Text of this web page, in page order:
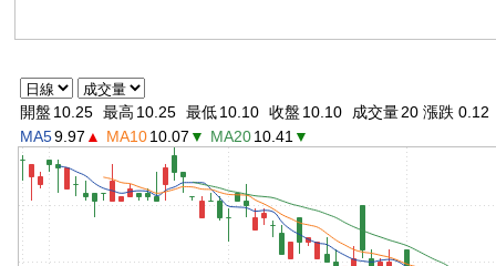
開盤 10.25 最高 10.25 最低10.10 收盤 10.10 成交量20 漲跌 0.12
MA59.97 ▲ MA1010.07 ▼ MA2010.41 ▼